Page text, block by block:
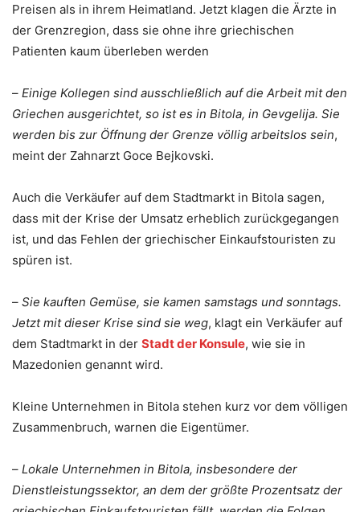
Preisen als in ihrem Heimatland. Jetzt klagen die Ärzte in
der Grenzregion, dass sie ohne ihre griechischen
Patienten kaum überleben werden
– Einige Kollegen sind ausschließlich auf die Arbeit mit den
Griechen ausgerichtet, so ist es in Bitola, in Gevgelija. Sie
werden bis zur Öffnung der Grenze völlig arbeitslos sein,
meint der Zahnarzt Goce Bejkovski.
Auch die Verkäufer auf dem Stadtmarkt in Bitola sagen,
dass mit der Krise der Umsatz erheblich zurückgegangen
ist, und das Fehlen der griechischer Einkaufstouristen zu
spüren ist.
– Sie kauften Gemüse, sie kamen samstags und sonntags.
Jetzt mit dieser Krise sind sie weg, klagt ein Verkäufer auf
dem Stadtmarkt in der Stadt der Konsule, wie sie in
Mazedonien genannt wird.
Kleine Unternehmen in Bitola stehen kurz vor dem völligen
Zusammenbruch, warnen die Eigentümer.
– Lokale Unternehmen in Bitola, insbesondere der
Dienstleistungssektor, an dem der größte Prozentsatz der